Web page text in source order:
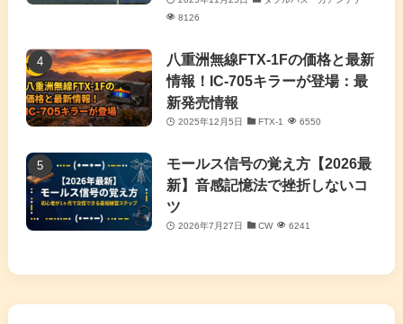
8126
八重洲無線FTX-1Fの価格と最新
情報！IC-705キラーが登場：最
新発売情報
2025年12月5日 FTX-1 6550
モールス信号の覚え方【2026最
新】音感記憶法で挫折しないコ
ツ
2026年7月27日 CW 6241